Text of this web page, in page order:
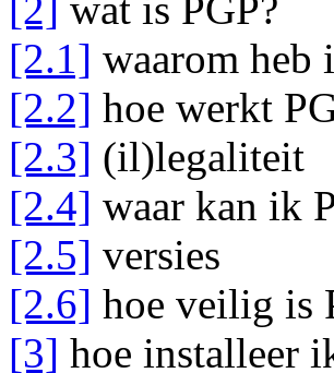
[2] wat is PGP?
[2.1] waarom heb
[2.2] hoe werkt
[2.3] (il)legaliteit
[2.4] waar kan ik
[2.5] versies
[2.6] hoe veilig is
[3] hoe installeer